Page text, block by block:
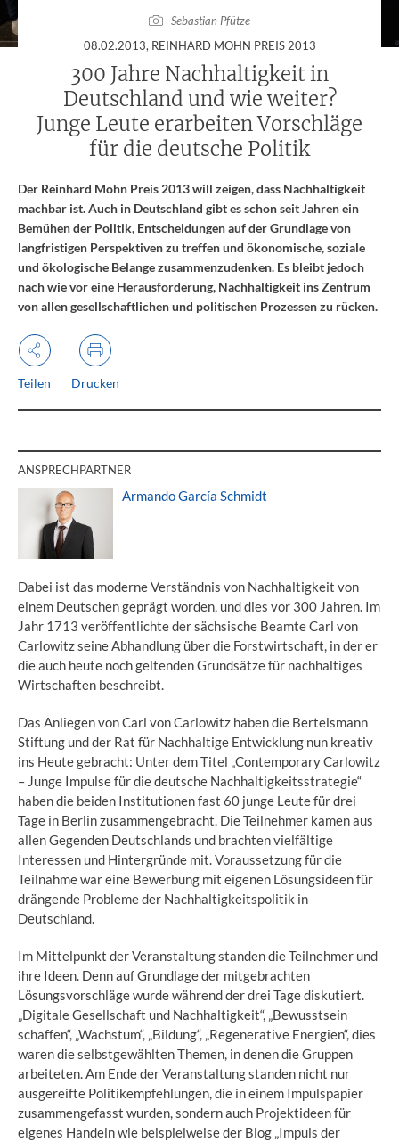
Sebastian Pfütze
08.02.2013, REINHARD MOHN PREIS 2013:
300 Jahre Nachhaltigkeit in
Deutschland und wie weiter?
Junge Leute erarbeiten Vorschläge
für die deutsche Politik
Der Reinhard Mohn Preis 2013 will zeigen, dass Nachhaltigkeit
machbar ist. Auch in Deutschland gibt es schon seit Jahren ein
Bemühen der Politik, Entscheidungen auf der Grundlage von
langfristigen Perspektiven zu treffen und ökonomische, soziale
und ökologische Belange zusammenzudenken. Es bleibt jedoch
nach wie vor eine Herausforderung, Nachhaltigkeit ins Zentrum
von allen gesellschaftlichen und politischen Prozessen zu rücken.
Teilen Drucken
ANSPRECHPARTNER
Armando García Schmidt
Dabei ist das moderne Verständnis von Nachhaltigkeit von
einem Deutschen geprägt worden, und dies vor 300 Jahren. Im
Jahr 1713 veröffentlichte der sächsische Beamte Carl von
Carlowitz seine Abhandlung über die Forstwirtschaft, in der er
die auch heute noch geltenden Grundsätze für nachhaltiges
Wirtschaften beschreibt.
Das Anliegen von Carl von Carlowitz haben die Bertelsmann
Stiftung und der Rat für Nachhaltige Entwicklung nun kreativ
ins Heute gebracht: Unter dem Titel „Contemporary Carlowitz
– Junge Impulse für die deutsche Nachhaltigkeitsstrategie“
haben die beiden Institutionen fast 60 junge Leute für drei
Tage in Berlin zusammengebracht. Die Teilnehmer kamen aus
allen Gegenden Deutschlands und brachten vielfältige
Interessen und Hintergründe mit. Voraussetzung für die
Teilnahme war eine Bewerbung mit eigenen Lösungsideen für
drängende Probleme der Nachhaltigkeitspolitik in
Deutschland.
Im Mittelpunkt der Veranstaltung standen die Teilnehmer und
ihre Ideen. Denn auf Grundlage der mitgebrachten
Lösungsvorschläge wurde während der drei Tage diskutiert.
„Digitale Gesellschaft und Nachhaltigkeit“, „Bewusstsein
schaffen“, „Wachstum“, „Bildung“, „Regenerative Energien“, dies
waren die selbstgewählten Themen, in denen die Gruppen
arbeiteten. Am Ende der Veranstaltung standen nicht nur
ausgereifte Politikempfehlungen, die in einem Impulspapier
zusammengefasst wurden, sondern auch Projektideen für
eigenes Handeln wie beispielweise der Blog „Impuls der